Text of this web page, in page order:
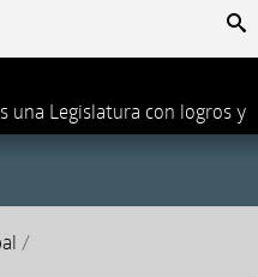
una Legislatura con logros y
/